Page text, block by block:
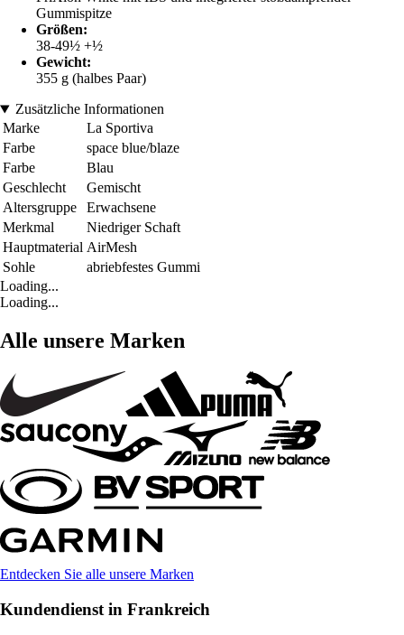
Gummispitze
Größen:
38-49½ +½
Gewicht:
355 g (halbes Paar)
Zusätzliche Informationen
Marke
La Sportiva
Farbe
space blue/blaze
Farbe
Blau
Geschlecht
Gemischt
Altersgruppe
Erwachsene
Merkmal
Niedriger Schaft
Hauptmaterial AirMesh
Sohle
abriebfestes Gummi
Loading...
Loading...
Alle unsere Marken
Entdecken Sie alle unsere Marken
Kundendienst in Frankreich